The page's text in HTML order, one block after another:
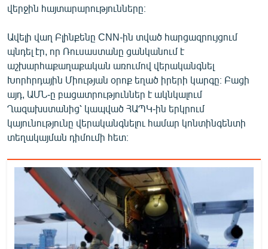
«Ազատության» բոլոր կայքերը
վերջին հայտարարությունները։
Ավելի վաղ Բլինքենը CNN-ին տված հարցազրույցում
պնդել էր, որ Ռուսաստանը ցանկանում է
աշխարհաքաղաքական առումով վերականգնել
Խորհրդային Միության օրոք եղած իրերի կարգը։ Բացի
այդ, ԱՄՆ-ը բացատրություններ է ակնկալում
Ղազախստանից՝ կապված ՀԱՊԿ-ին երկրում
կայունությունը վերականգնելու համար կոնտինգենտի
տեղակայման դիմումի հետ։